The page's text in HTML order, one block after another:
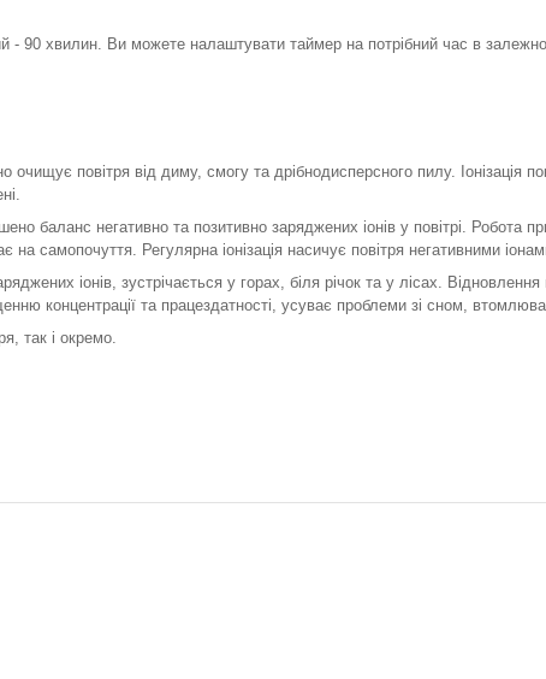
- 90 хвилин. Ви можете налаштувати таймер на потрібний час в
повітря від диму, смогу та дрібнодисперсного пилу. Іонізація
баланс негативно та позитивно заряджених іонів у повітрі. Робота
на самопочуття. Регулярна іонізація насичує повітря негативними
іонів, зустрічається у горах, біля річок та у лісах.
концентрації та працездатності, усуває проблеми зі сном,
так і окремо.